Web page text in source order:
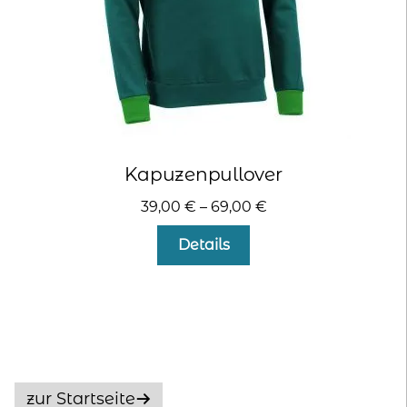
gewählt
werden
Kapuzenpullover
39,00 € – 69,00 €
Details
zur Startseite